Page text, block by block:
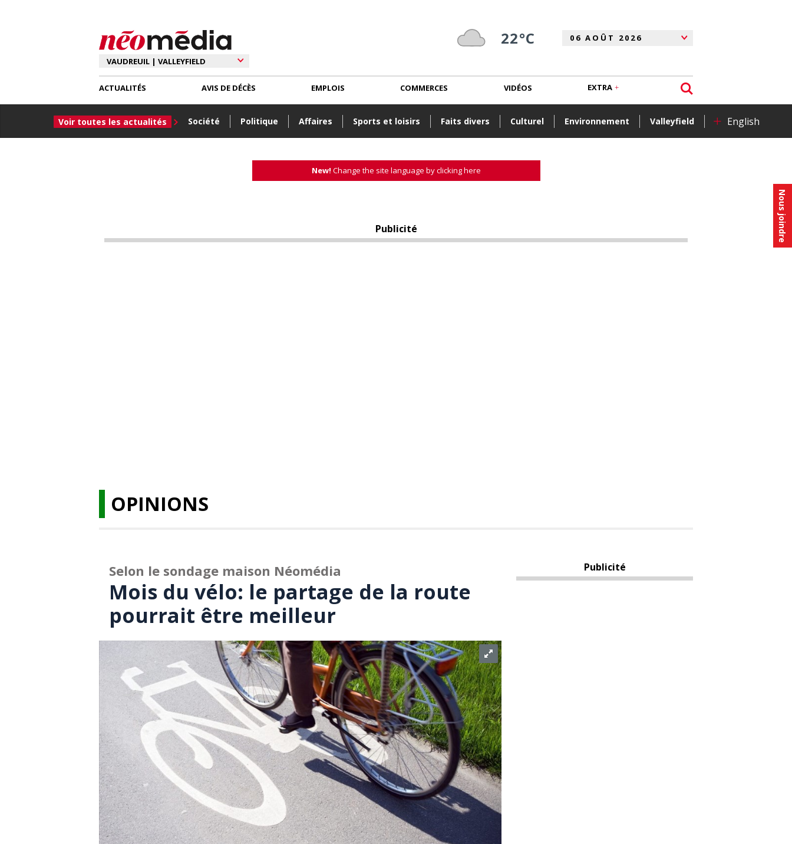
Nous joindre
22°C
ACTUALITÉS
Voir toutes les actualités Société Politique Affaires Sports et loisirs Faits divers Culturel Environnement Valleyfield + English
AVIS DE DÉCÈS EMPLOIS COMMERCES VIDÉOS EXTRA
New! Change the site language by clicking here
Publicité
OPINIONS
Selon le sondage maison Néomédia
Mois du vélo: le partage de la route
pourrait être meilleur
Publicité